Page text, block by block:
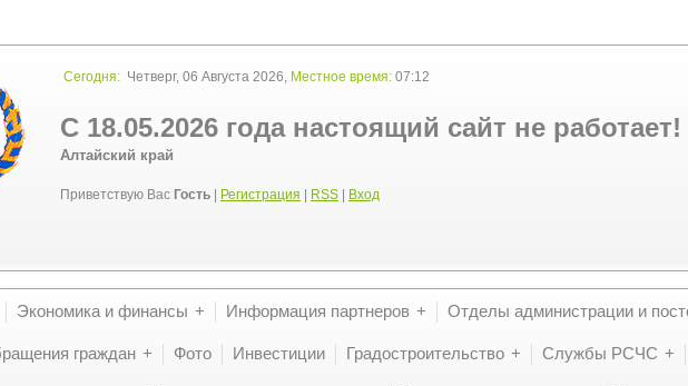
Сегодня: Четверг, 06 Августа 2026, Местное время: 07:12
С 18.05.2026 года настоящий сайт не работает!
Алтайский край
Приветствую Вас Гость Регистрация RSS Вход
Экономика и финансы Информация партнеров Отделы администрации и
граждан Фото Инвестиции Градостроительство Службы РСЧС